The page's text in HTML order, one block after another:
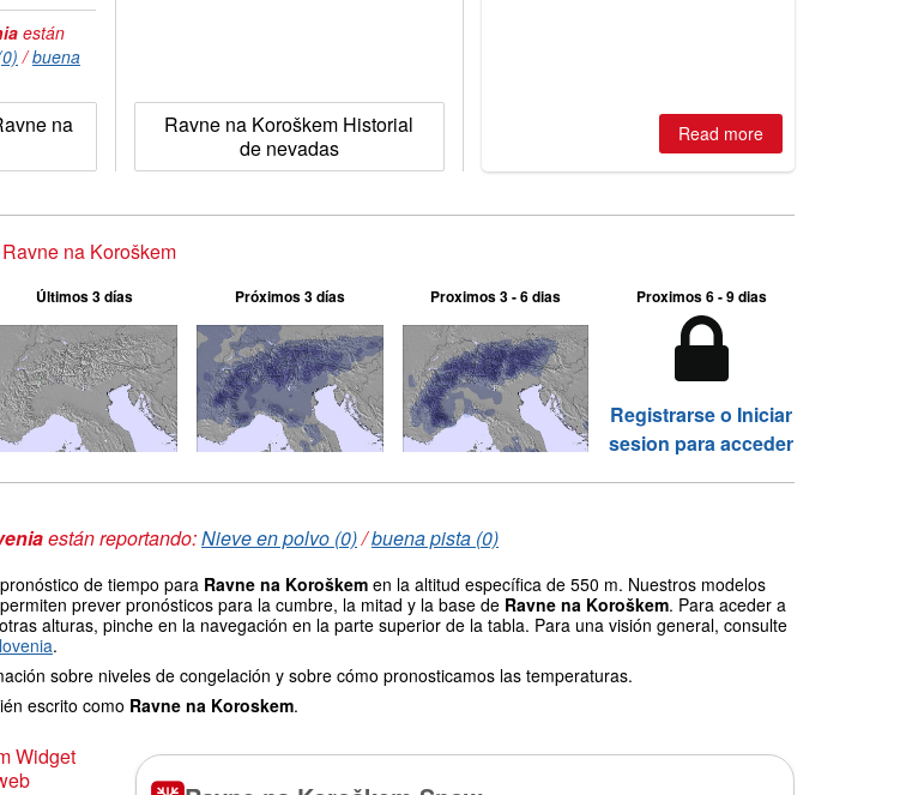
están
/buena
na
Ravne na Koroškem Historial
de nevadas
Read more
na Koroškem
Últimos 3 días Próximos 3 días Proximos 3 - 6 dias Proximos 6 - 9 dias
Registrarse o Iniciar
sesion para acceder
están reportando:Nieve en polvo (0)/buena pista (0)
de tiempo para Ravne na Koroškem en la altitud específica de 550 m. Nuestros modelos
prever pronósticos para la cumbre, la mitad y la base de Ravne na Koroškem. Para aceder a
alturas, pinche en la navegación en la parte superior de la tabla. Para una visión general, consulte
.
sobre niveles de congelación y sobre cómo pronosticamos las temperaturas.
escrito como Ravne na Koroskem.
Widget